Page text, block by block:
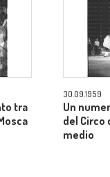
tra
30.09.1959
Un
del Circo
medio